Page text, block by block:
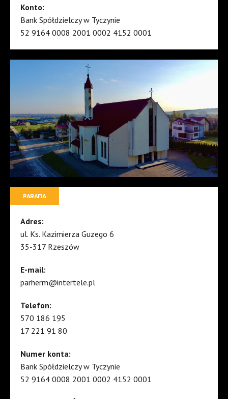
Konto:
Bank Spółdzielczy w Tyczynie
52 9164 0008 2001 0002 4152 0001
PARAFIA
Adres:
ul. Ks. Kazimierza Guzego 6
35-317 Rzeszów
E-mail:
parherm@intertele.pl
Telefon:
570 186 195
17 221 91 80
Numer konta:
Bank Spółdzielczy w Tyczynie
52 9164 0008 2001 0002 4152 0001